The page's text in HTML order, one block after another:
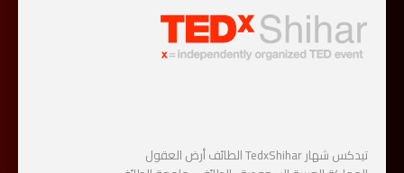
تيدكس شهار TedxShihar الطائف أرض العقول